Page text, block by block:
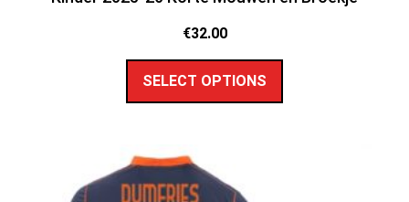
€32.00
SELECT OPTIONS